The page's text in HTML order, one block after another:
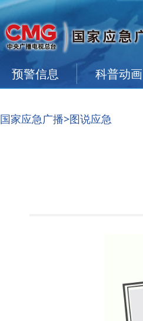
预警信息 科普动画
国家应急广播>图说应急